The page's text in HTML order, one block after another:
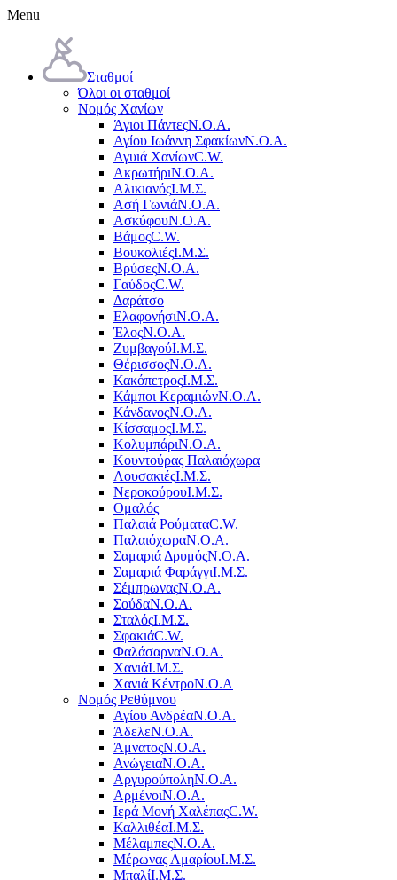
Menu
Σταθμοί
Όλοι οι σταθμοί
Νομός Χανίων
Άγιοι ΠάντεςΝ.Ο.Α.
Αγίου Ιωάννη ΣφακίωνΝ.Ο.Α.
Αγυιά ΧανίωνC.W.
ΑκρωτήριΝ.Ο.Α.
ΑλικιανόςΙ.Μ.Σ.
Ασή ΓωνιάΝ.Ο.Α.
ΑσκύφουΝ.Ο.Α.
ΒάμοςC.W.
ΒουκολιέςΙ.Μ.Σ.
ΒρύσεςΝ.Ο.Α.
ΓαύδοςC.W.
Δαράτσο
ΕλαφονήσιΝ.Ο.Α.
ΈλοςΝ.Ο.Α.
ΖυμβαγούΙ.Μ.Σ.
ΘέρισσοςΝ.Ο.Α.
ΚακόπετροςΙ.Μ.Σ.
Κάμποι ΚεραμιώνΝ.Ο.Α.
ΚάνδανοςΝ.Ο.Α.
ΚίσσαμοςΙ.Μ.Σ.
ΚολυμπάριΝ.Ο.Α.
Κουντούρας Παλαιόχωρα
ΛουσακιέςΙ.Μ.Σ.
ΝεροκούρουΙ.Μ.Σ.
Ομαλός
Παλαιά ΡούματαC.W.
ΠαλαιόχωραΝ.Ο.Α.
Σαμαριά ΔρυμόςΝ.Ο.Α.
Σαμαριά ΦαράγγιΙ.Μ.Σ.
ΣέμπρωναςΝ.Ο.Α.
ΣούδαΝ.Ο.Α.
ΣταλόςΙ.Μ.Σ.
ΣφακιάC.W.
ΦαλάσαρναΝ.Ο.Α.
ΧανιάΙ.Μ.Σ.
Χανιά ΚέντροN.O.A
Νομός Ρεθύμνου
Αγίου ΑνδρέαΝ.Ο.Α.
ΆδελεΝ.Ο.Α.
ΆμνατοςΝ.Ο.Α.
ΑνώγειαΝ.Ο.Α.
ΑργυρούποληΝ.Ο.Α.
ΑρμένοιΝ.Ο.Α.
Ιερά Μονή ΧαλέπαςC.W.
ΚαλλιθέαΙ.Μ.Σ.
ΜέλαμπεςΝ.Ο.Α.
Μέρωνας ΑμαρίουΙ.Μ.Σ.
ΜπαλίΙ.Μ.Σ.